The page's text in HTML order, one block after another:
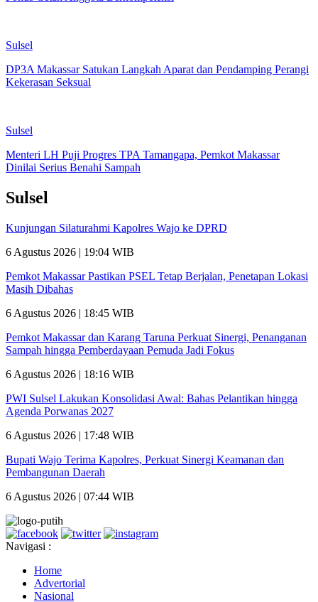
Sulsel
DP3A Makassar Satukan Langkah Aparat dan Pendamping Perangi
Kekerasan Seksual
Sulsel
Menteri LH Puji Progres TPA Tamangapa, Pemkot Makassar
Dinilai Serius Benahi Sampah
Sulsel
Kunjungan Silaturahmi Kapolres Wajo ke DPRD
6 Agustus 2026 | 19:04 WIB
Pemkot Makassar Pastikan PSEL Tetap Berjalan, Penetapan Lokasi
Masih Dibahas
6 Agustus 2026 | 18:45 WIB
Pemkot Makassar dan Karang Taruna Perkuat Sinergi, Penanganan
Sampah hingga Pemberdayaan Pemuda Jadi Fokus
6 Agustus 2026 | 18:16 WIB
PWI Sulsel Lakukan Konsolidasi Awal: Bahas Pelantikan hingga
Agenda Porwanas 2027
6 Agustus 2026 | 17:48 WIB
Bupati Wajo Terima Kapolres, Perkuat Sinergi Keamanan dan
Pembangunan Daerah
6 Agustus 2026 | 07:44 WIB
Navigasi :
Home
Advertorial
Nasional